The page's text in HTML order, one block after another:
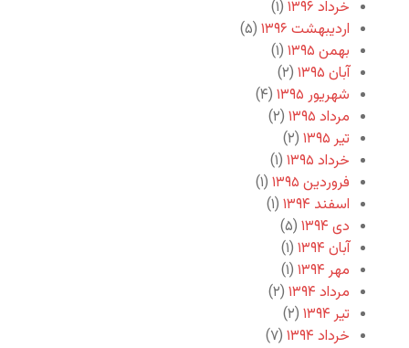
خرداد ۱۳۹۶
(۱)
اردیبهشت ۱۳۹۶
(۵)
بهمن ۱۳۹۵
(۱)
آبان ۱۳۹۵
(۲)
شهریور ۱۳۹۵
(۴)
مرداد ۱۳۹۵
(۲)
تیر ۱۳۹۵
(۲)
خرداد ۱۳۹۵
(۱)
فروردین ۱۳۹۵
(۱)
اسفند ۱۳۹۴
(۱)
دی ۱۳۹۴
(۵)
آبان ۱۳۹۴
(۱)
مهر ۱۳۹۴
(۱)
مرداد ۱۳۹۴
(۲)
تیر ۱۳۹۴
(۲)
خرداد ۱۳۹۴
(۷)